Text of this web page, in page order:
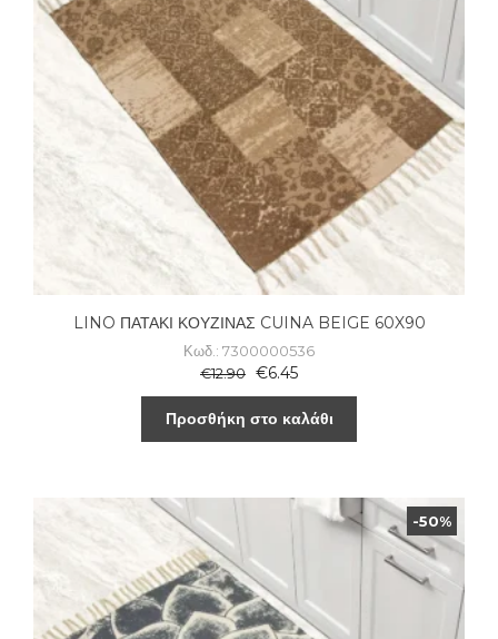
LINO ΠΑΤΑΚΙ ΚΟΥΖΙΝΑΣ CUINA BEIGE 60X90
Κωδ.: 7300000536
€12.90 €6.45
Προσθήκη στο καλάθι
-50%